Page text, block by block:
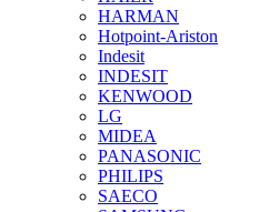
HARMAN
Hotpoint-Ariston
Indesit
INDESIT
KENWOOD
LG
MIDEA
PANASONIC
PHILIPS
SAECO